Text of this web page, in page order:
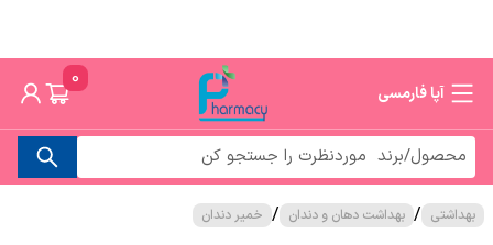
آپا فارمسی
0
بهداشتی / بهداشت دهان و دندان / خمیر دندان